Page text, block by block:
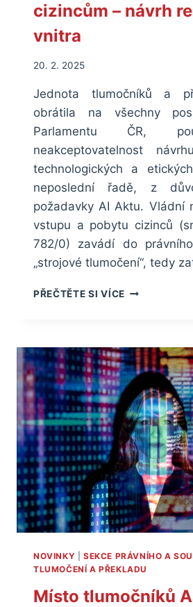
cizincům – návrh
vnitra
20. 2. 2025
Jednota tlumočníků a
obrátila na všechny
Parlamentu ČR,
neakceptovatelnost
technologických a
neposlední řadě, z
požadavky AI Aktu. Vládní
vstupu a pobytu cizinců
782/0) zavádí do
„strojové tlumočení“, tedy
PŘEČTĚTE SI VÍCEOHROŽENÍ
–
NÁVRH
REZORTU
VNITRA
NOVINKY
SEKCE PRÁVNÍHO A
TLUMOČENÍ A PŘEKLADU
Místo tlumočníků